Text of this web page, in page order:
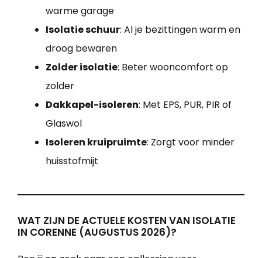
warme garage
Isolatie schuur: Al je bezittingen warm en
droog bewaren
Zolder isolatie: Beter wooncomfort op
zolder
Dakkapel-isoleren: Met EPS, PUR, PIR of
Glaswol
Isoleren kruipruimte: Zorgt voor minder
huisstofmijt
WAT ZIJN DE ACTUELE KOSTEN VAN ISOLATIE
IN CORENNE (AUGUSTUS 2026)?